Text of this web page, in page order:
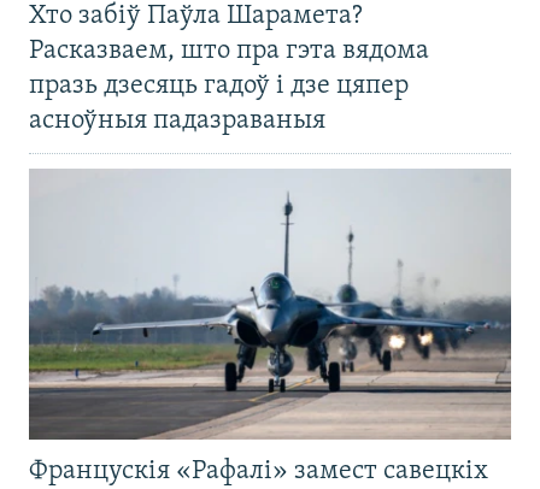
Хто забіў Паўла Шарамета?
Расказваем, што пра гэта вядома
празь дзесяць гадоў і дзе цяпер
асноўныя падазраваныя
Францускія «Рафалі» замест савецкіх